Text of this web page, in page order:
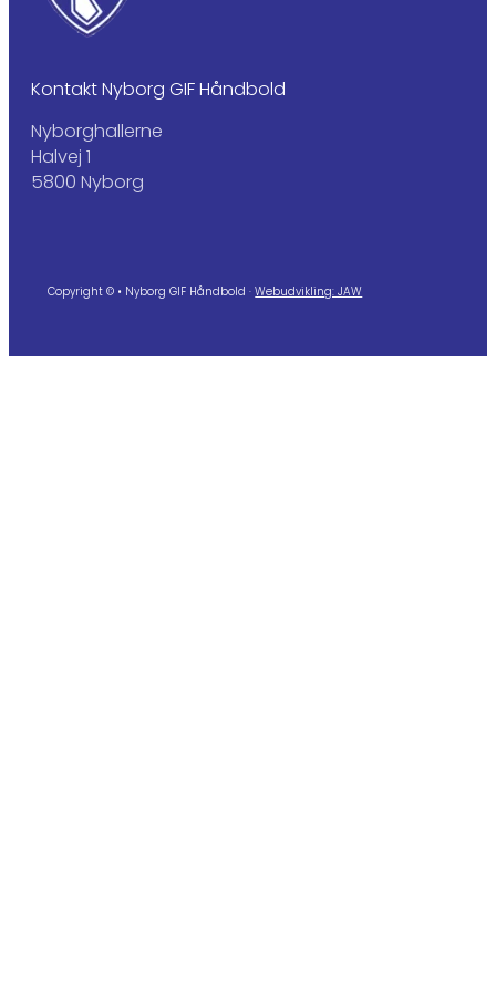
Kontakt Nyborg GIF Håndbold
Nyborghallerne
Halvej 1
5800 Nyborg
Copyright © • Nyborg GIF Håndbold ·Webudvikling: JAW